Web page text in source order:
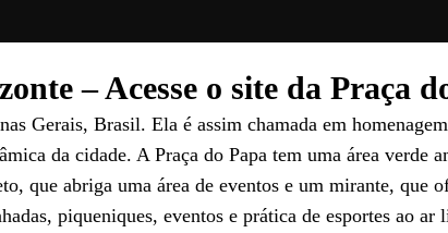
– Acesse o site da Praça
Gerais, Brasil. Ela é assim chamada em
da cidade. A Praça do Papa tem uma área verde
que abriga uma área de eventos e um mirante, que
piqueniques, eventos e prática de esportes ao